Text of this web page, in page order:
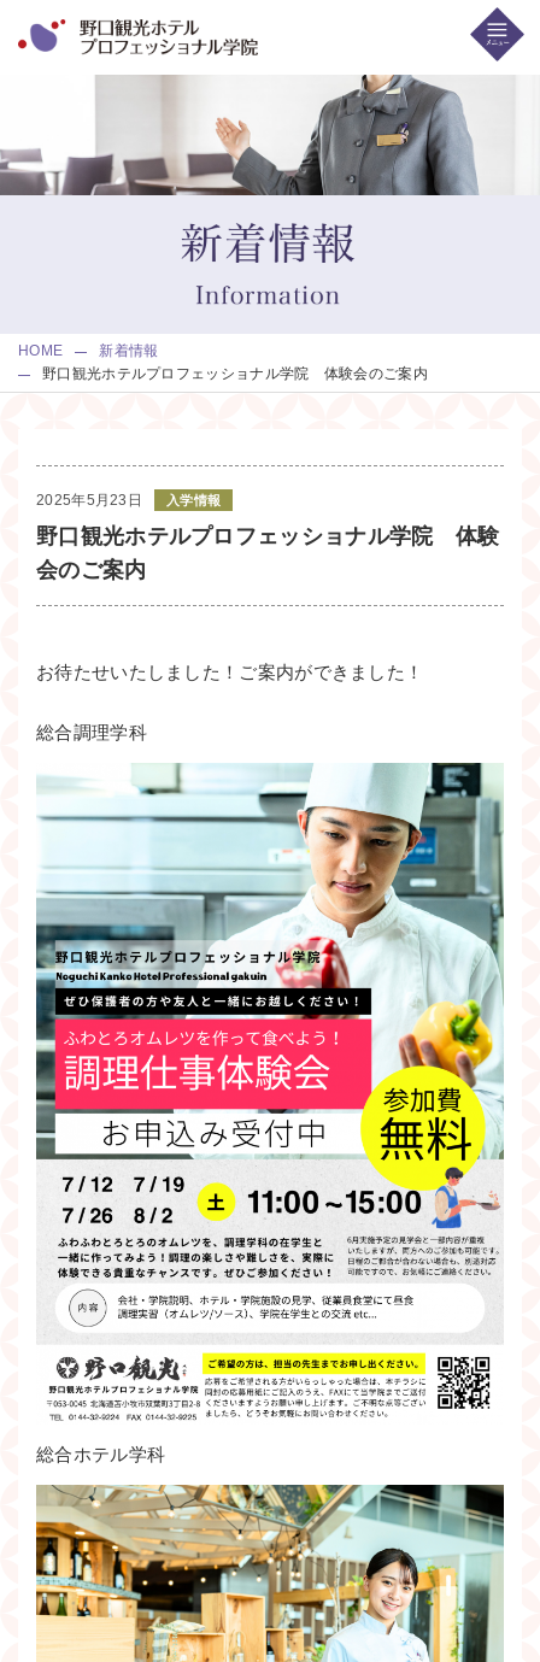
HOME
新着情報
野口観光ホテルプロフェッショナル学院 体験会のご案内
2025年5月23日 入学情報
野口観光ホテルプロフェッショナル学院 体験
会のご案内
お待たせいたしました！ご案内ができました！
総合調理学科
総合ホテル学科